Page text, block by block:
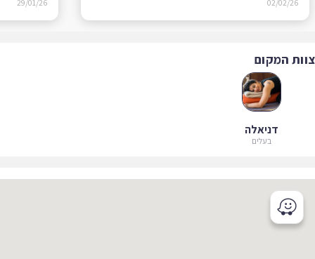
02/02/26
29/01/26
המקום
דניאלה
בעלים